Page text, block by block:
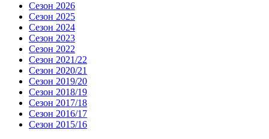
Сезон 2026
Сезон 2025
Сезон 2024
Сезон 2023
Сезон 2022
Сезон 2021/22
Сезон 2020/21
Сезон 2019/20
Сезон 2018/19
Сезон 2017/18
Сезон 2016/17
Сезон 2015/16